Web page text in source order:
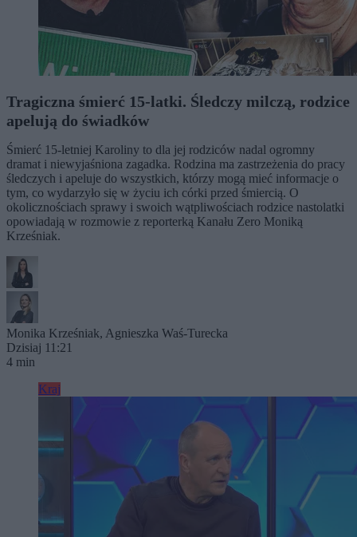
Tragiczna śmierć 15-latki. Śledczy milczą, rodzice
apelują do świadków
Śmierć 15-letniej Karoliny to dla jej rodziców nadal ogromny
dramat i niewyjaśniona zagadka. Rodzina ma zastrzeżenia do pracy
śledczych i apeluje do wszystkich, którzy mogą mieć informacje o
tym, co wydarzyło się w życiu ich córki przed śmiercią. O
okolicznościach sprawy i swoich wątpliwościach rodzice nastolatki
opowiadają w rozmowie z reporterką Kanału Zero Moniką
Krześniak.
Monika Krześniak, Agnieszka Waś-Turecka
Dzisiaj 11:21
4 min
Kraj